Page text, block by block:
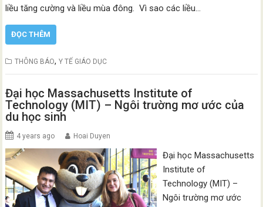
liều tăng cường và liều mùa đông. Vì sao các liều…
ĐỌC THÊM
THÔNG BÁO,Y TẾ GIÁO DỤC
Đại học Massachusetts Institute of
Technology (MIT) – Ngôi trường mơ ước của
du học sinh
4 years ago Hoai Duyen
Đại học Massachusetts
Institute of
Technology (MIT) –
Ngôi trường mơ ước